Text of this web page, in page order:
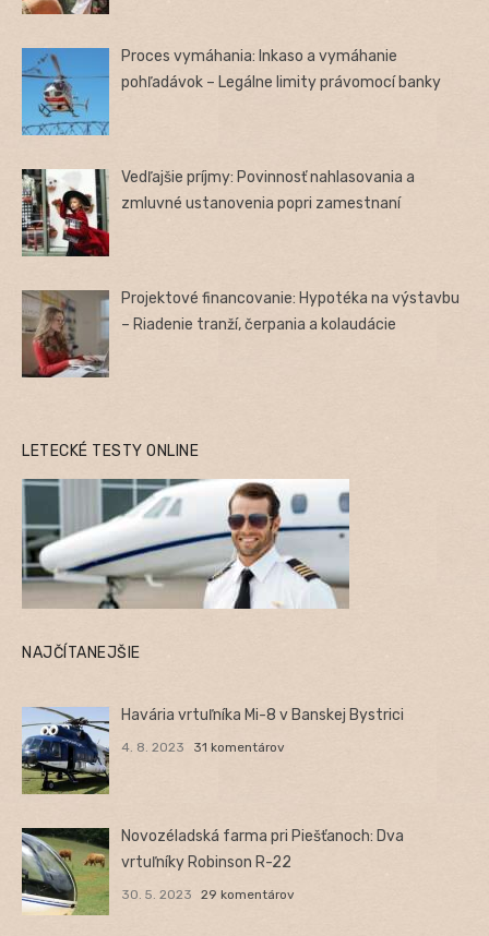
Proces vymáhania: Inkaso a vymáhanie
pohľadávok – Legálne limity právomocí banky
Vedľajšie príjmy: Povinnosť nahlasovania a
zmluvné ustanovenia popri zamestnaní
Projektové financovanie: Hypotéka na výstavbu
– Riadenie tranží, čerpania a kolaudácie
LETECKÉ TESTY ONLINE
NAJČÍTANEJŠIE
Havária vrtuľníka Mi-8 v Banskej Bystrici
4. 8. 2023 31 komentárov
Novozéladská farma pri Piešťanoch: Dva
vrtuľníky Robinson R-22
30. 5. 2023 29 komentárov